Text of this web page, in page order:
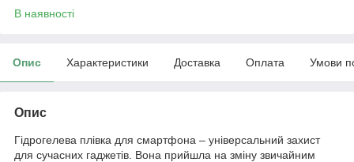
В наявності
Опис Характеристики Доставка Оплата Умови
Опис
Гідрогелева плівка для смартфона – універсальний захист
для сучасних гаджетів. Вона прийшла на зміну звичайним